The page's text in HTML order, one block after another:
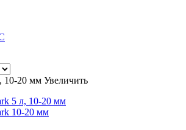
Увеличить